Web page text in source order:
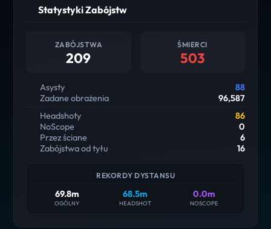
Statystyki Zabójstw
ZABÓJSTWA
209
ŚMIERCI
503
Asysty
88
Zadane obrażenia
96,587
Headshoty
86
NoScope
0
Przez ściane
6
Zabójstwa od tyłu
16
REKORDY DYSTANSU
69.8m
OGÓLNY
68.5m
HEADSHOT
0.0m
NOSCOPE